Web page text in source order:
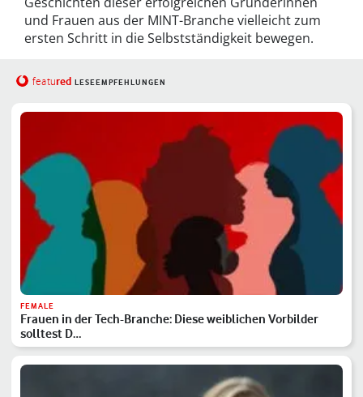
und Frauen aus der MINT-Branche vielleicht zum
ersten Schritt in die Selbstständigkeit bewegen.
featured LESEEMPFEHLUNGEN
FEMALE
Frauen in der Tech-Branche: Diese weiblichen Vorbilder
solltest D…